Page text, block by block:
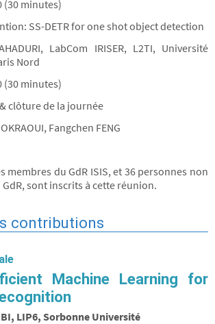
(30 minutes)
SS-DETR for one shot object detection
LabCom IRISER, L2TI, Université
Nord
(30 minutes)
clôture de la journée
Fangchen FENG
membres du GdR ISIS, et 36 personnes non
sont inscrits à cette réunion.
contributions
Machine Learning for
LIP6, Sorbonne Université